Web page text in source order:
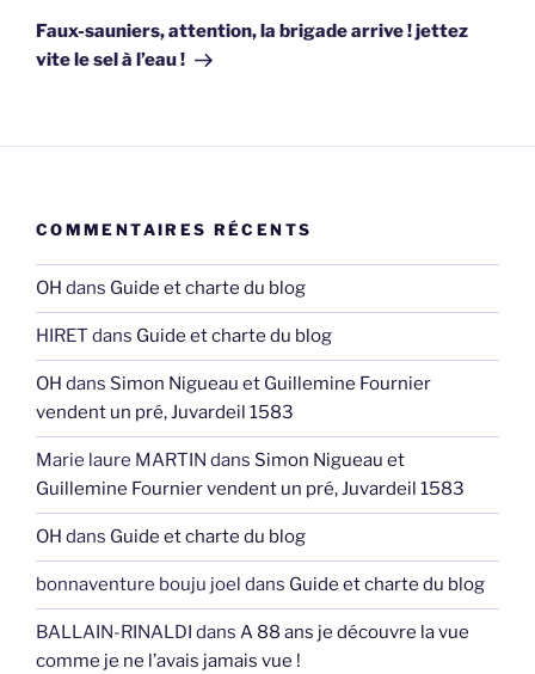
suivant
Faux-sauniers, attention, la brigade arrive ! jettez
vite le sel à l’eau !
COMMENTAIRES RÉCENTS
OH dans Guide et charte du blog
HIRET dans Guide et charte du blog
OH dans Simon Nigueau et Guillemine Fournier
vendent un pré, Juvardeil 1583
Marie laure MARTIN dans Simon Nigueau et
Guillemine Fournier vendent un pré, Juvardeil 1583
OH dans Guide et charte du blog
bonnaventure bouju joel dans Guide et charte du blog
BALLAIN-RINALDI dans A 88 ans je découvre la vue
comme je ne l’avais jamais vue !